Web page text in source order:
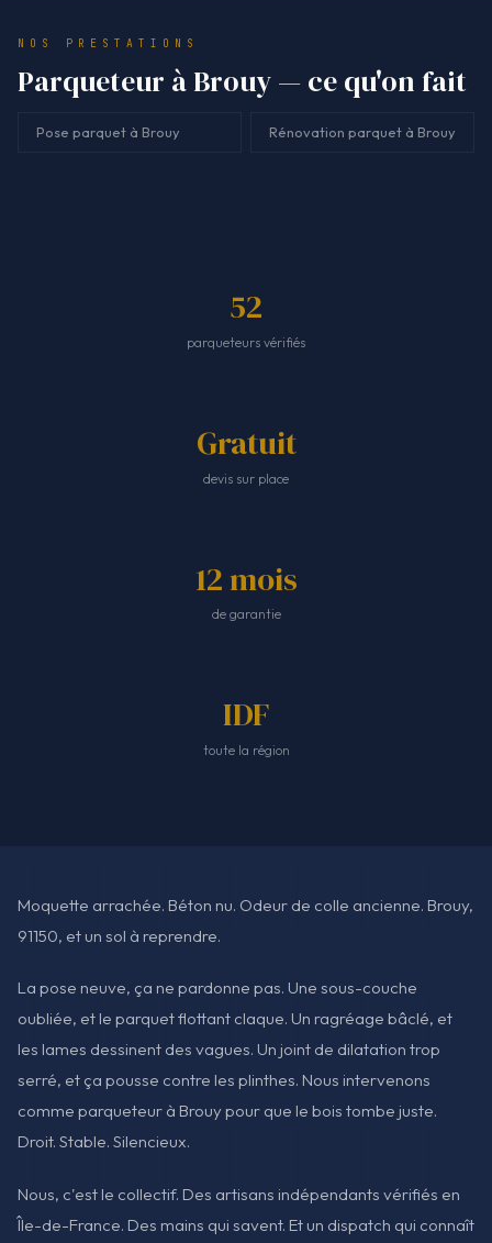
NOS PRESTATIONS
Parqueteur à Brouy — ce qu'on fait
Pose parquet à Brouy Rénovation parquet à Brouy
52
parqueteurs vérifiés
Gratuit
devis sur place
12 mois
de garantie
IDF
toute la région
Moquette arrachée. Béton nu. Odeur de colle ancienne. Brouy,
91150, et un sol à reprendre.
La pose neuve, ça ne pardonne pas. Une sous-couche
oubliée, et le parquet flottant claque. Un ragréage bâclé, et
les lames dessinent des vagues. Un joint de dilatation trop
serré, et ça pousse contre les plinthes. Nous intervenons
comme parqueteur à Brouy pour que le bois tombe juste.
Droit. Stable. Silencieux.
Nous, c'est le collectif. Des artisans indépendants vérifiés en
Île-de-France. Des mains qui savent. Et un dispatch qui connaît